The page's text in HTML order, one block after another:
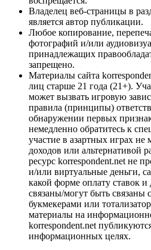
Владелец веб-страницы в
является автор публикации.
Любое копирование,
фотографий и/или
принадлежащих
запрещено.
Материалы сайта
лиц старше 21 года (21+).
может вызвать игровую
правила (принципы)
обнаружении первых
немедленно обратитесь к
участие в азартных играх не
доходов или альтернативой
ресурс korrespondent.net не
и/или виртуальные деньги,
какой форме оплату ставок
связаны/могут быть связаны
букмекерами или
материалы на
korrespondent.net
информационных целях.